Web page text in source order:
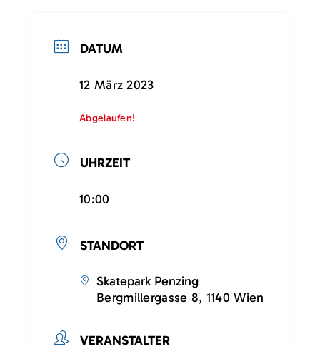
DATUM
12 März 2023
Abgelaufen!
UHRZEIT
10:00
STANDORT
Skatepark Penzing
Bergmillergasse 8, 1140 Wien
VERANSTALTER